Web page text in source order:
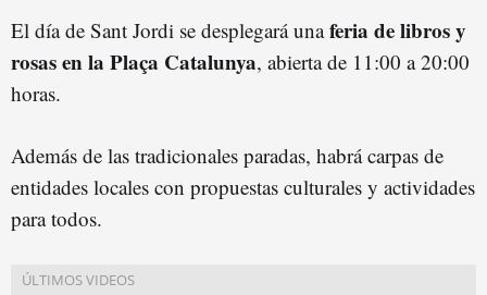
El día de Sant Jordi se desplegará unaferia de libros y
rosas en la Plaça Catalunya, abierta de 11:00 a 20:00
horas.
Además de las tradicionales paradas, habrá carpas de
entidades locales con propuestas culturales y actividades
para todos.